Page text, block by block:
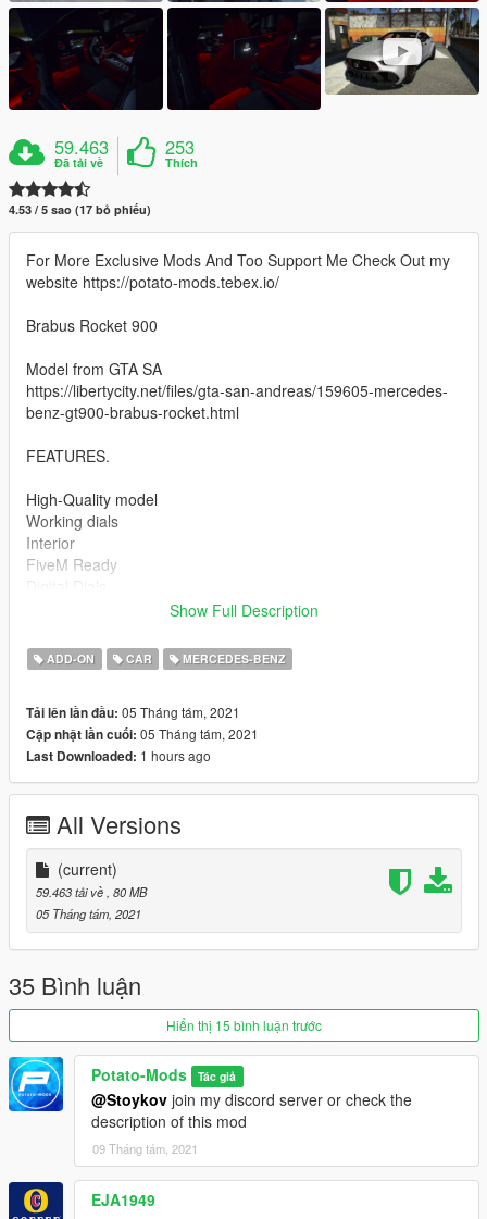
59.463
Đã tải về
253
Thích
4.53 / 5 sao (17 bỏ phiếu)
For More Exclusive Mods And Too Support Me Check Out my
website https://potato-mods.tebex.io/
Brabus Rocket 900
Model from GTA SA
https://libertycity.net/files/gta-san-andreas/159605-mercedes-
benz-gt900-brabus-rocket.html
FEATURES.
High-Quality model
Working dials
Interior
FiveM Ready
Paint 1 body
Paint 4 Rims
Paint 6 Interior A
Paint 7 Interior B
Installation:
Addon : Drop rocket folder in mods\update\x64\dlcpacks
Edit dlclist.xml from update\update.rpf\common\data add this
line
dlcpacks:\rocket
Show Full Description
ADD-ON CAR MERCEDES-BENZ
Tải lên lần đầu: 05 Tháng tám, 2021
Cập nhật lần cuối: 05 Tháng tám, 2021
Last Downloaded: 1 hours ago
All Versions
(current)
59.463 tải về , 80 MB
05 Tháng tám, 2021
35 Bình luận
Hiển thị 15 bình luận trước
Potato-Mods Tác giả
@Stoykov join my discord server or check the
description of this mod
09 Tháng tám, 2021
EJA1949